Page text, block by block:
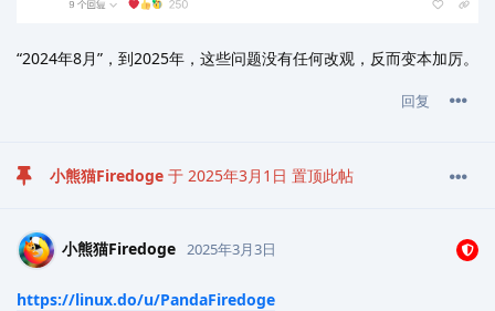
“2024年8月”，到2025年，这些问题没有任何改观，反而变本加厉。
回复
小熊猫Firedoge 于 2025年3月1日 置顶此帖
小熊猫Firedoge 2025年3月3日
https://linux.do/u/PandaFiredoge